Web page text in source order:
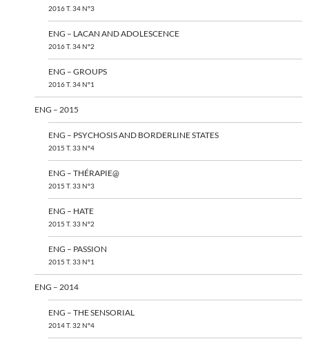
2016 T. 34 N°3
ENG – LACAN AND ADOLESCENCE
2016 T. 34 N°2
ENG – GROUPS
2016 T. 34 N°1
ENG – 2015
ENG – PSYCHOSIS AND BORDERLINE STATES
2015 T. 33 N°4
ENG – THÉRAPIE@
2015 T. 33 N°3
ENG – HATE
2015 T. 33 N°2
ENG – PASSION
2015 T. 33 N°1
ENG – 2014
ENG – THE SENSORIAL
2014 T. 32 N°4